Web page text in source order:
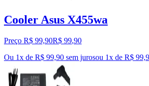
Cooler Asus X455wa
Preço R$ 99,90R$ 99,90
Ou 1x de R$ 99,90 sem jurosou 1x de R$